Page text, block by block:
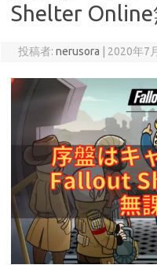
Shelter
投稿者: nerusora 2020年7